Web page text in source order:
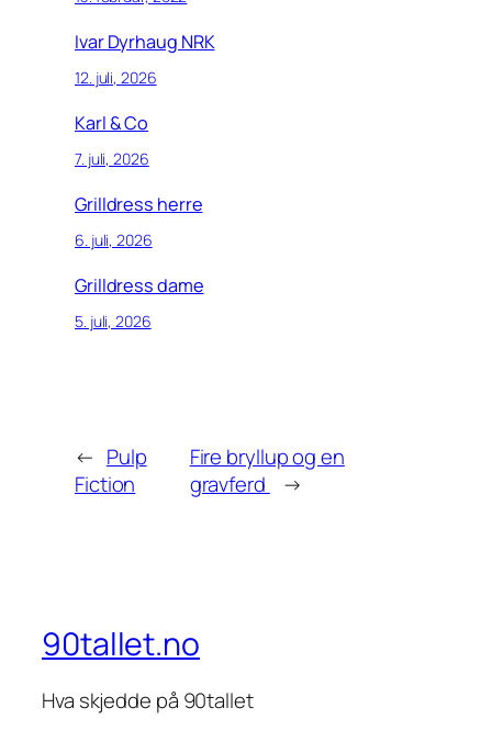
Ivar Dyrhaug NRK
12. juli, 2026
Karl & Co
7. juli, 2026
Grilldress herre
6. juli, 2026
Grilldress dame
5. juli, 2026
← Pulp
Fiction
Fire bryllup og en
gravferd
→
90tallet.no
Hva skjedde på 90tallet